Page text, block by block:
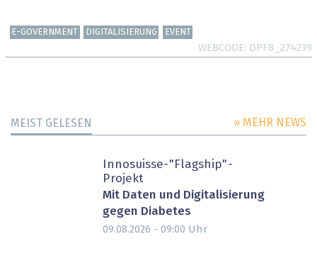
E-GOVERNMENT DIGITALISIERUNG EVENT
WEBCODE DPF8_274239
MEIST GELESEN » MEHR NEWS
Innosuisse-"Flagship"-
Projekt
Mit Daten und Digitalisierung
gegen Diabetes
09.08.2026 - 09:00 Uhr